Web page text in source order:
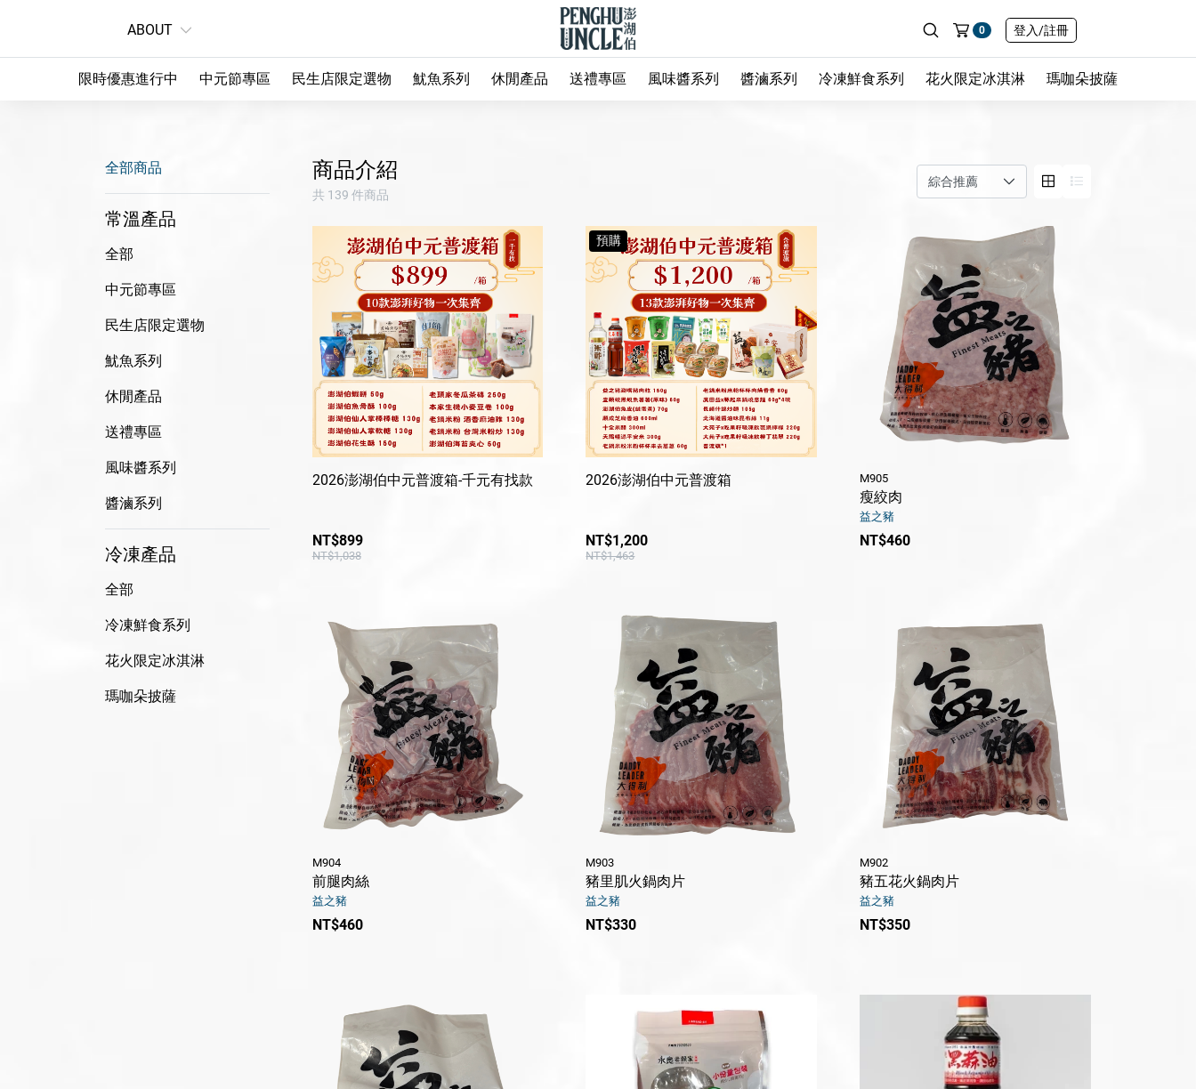
ABOUT 0 登入 /註冊
限時優惠進行中 中元節專區 民生店限定選物 魷魚系列 休閒產品 送禮專區 風味醬系列 醬滷系列 冷凍鮮食系列 花火限定冰淇淋 瑪咖朵披薩
全部商品
常溫產品
全部
中元節專區
民生店限定選物
魷魚系列
休閒產品
送禮專區
風味醬系列
醬滷系列
冷凍產品
全部
冷凍鮮食系列
花火限定冰淇淋
瑪咖朵披薩
商品介紹
共 139 件商品
2026澎湖伯中元普渡箱-千元有找款
NT$899
NT$1,038
預購
2026澎湖伯中元普渡箱
NT$1,200
NT$1,463
M905
瘦絞肉
益之豬
NT$460
M904
前腿肉絲
益之豬
NT$460
M903
豬里肌火鍋肉片
益之豬
NT$330
M902
豬五花火鍋肉片
益之豬
NT$350